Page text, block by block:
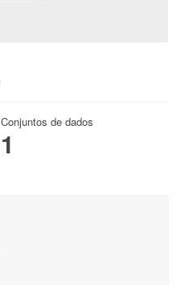
Conjuntos de dados
1